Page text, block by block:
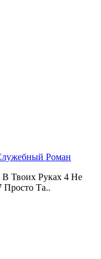
Роман
Твоих Руках 4 Не
Та..